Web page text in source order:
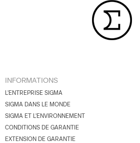
INFORMATIONS
L'ENTREPRISE SIGMA
SIGMA DANS LE MONDE
SIGMA ET L'ENVIRONNEMENT
CONDITIONS DE GARANTIE
EXTENSION DE GARANTIE